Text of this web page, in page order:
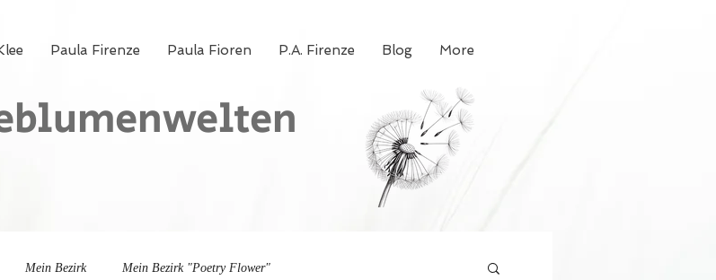
Paula Firenze Paula Fioren P.A. Firenze Blog More
Mein Bezirk Mein Bezirk "Poetry Flower"